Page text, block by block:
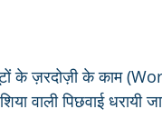
ज़रदोज़ी के काम
वाली पिछवाई धरायी